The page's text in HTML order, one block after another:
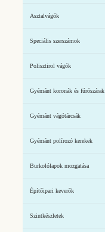
Asztalvágók
Speciális szerszámok
Polisztirol vágók
Gyémánt koronák és fúrószárak
Gyémánt vágótárcsák
Gyémánt polírozó kerekek
Burkolólapok mozgatása
Építőipari keverők
Szintkészletek